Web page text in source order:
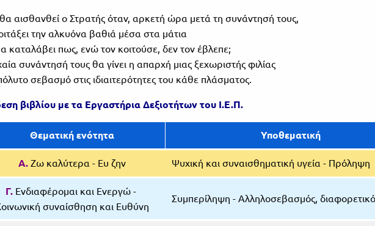
αισθανθεί ο Στρατής όταν, αρκετή ώρα μετά τη συνάντησή τους,
την αλκυόνα βαθιά μέσα στα μάτια
καταλάβει πως, ενώ τον κοιτούσε, δεν τον έβλεπε;
συνάντησή τους θα γίνει η απαρχή μιας ξεχωριστής φιλίας
σεβασμό στις ιδιαιτερότητες του κάθε πλάσματος.
βιβλίου με τα Εργαστήρια Δεξιοτήτων του Ι.Ε.Π.
Θεματική ενότητα Υποθεματική
Α. Ζω καλύτερα - Ευ ζην Ψυχική και συναισθηματική υγεία - Πρόληψη
Γ. Ενδιαφέρομαι και Ενεργώ -
συναίσθηση και Ευθύνη
Συμπερίληψη - Αλληλοσεβασμός,